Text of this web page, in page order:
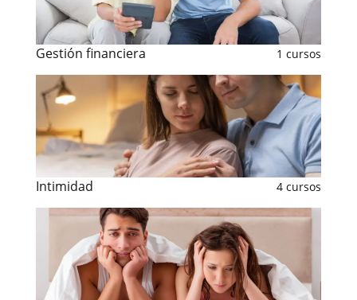
Gestión financiera 1 cursos
Intimidad 4 cursos